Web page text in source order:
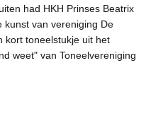
had HKH Prinses Beatrix
kunst van vereniging De
kort toneelstukje uit het
weet" van Toneelvereniging